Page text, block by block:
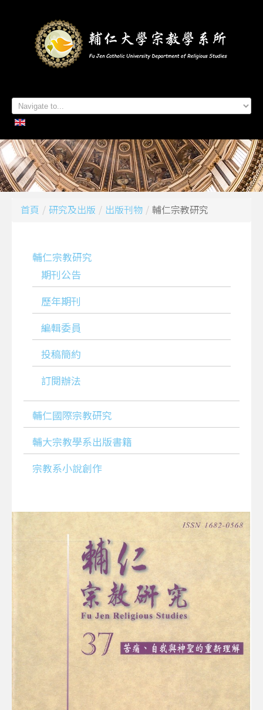
首頁
系所簡介
本系成員
學生專區
招生資訊
各項活動
研究及出版
系所友專區
聯絡我們
首頁 / 研究及出版 / 出版刊物 / 輔仁宗教研究
輔仁宗教研究
期刊公告
歷年期刊
編輯委員
投稿簡約
訂閱辦法
輔仁國際宗教研究
輔大宗教學系出版書籍
宗教系小說創作